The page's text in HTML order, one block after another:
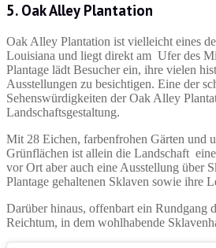
5. Oak Alley Plantation
Oak Alley Plantation ist vielleicht eines
Louisiana und liegt direkt am Ufer des
Plantage lädt Besucher ein, ihre vielen
Ausstellungen zu besichtigen. Eine der
Sehenswürdigkeiten der Oak Alley
Landschaftsgestaltung.
Mit 28 Eichen, farbenfrohen Gärten und
Grünflächen ist allein die Landschaft
vor Ort aber auch eine Ausstellung über
Plantage gehaltenen Sklaven sowie ihre
Darüber hinaus, offenbart ein Rundgang
Reichtum, in dem wohlhabende